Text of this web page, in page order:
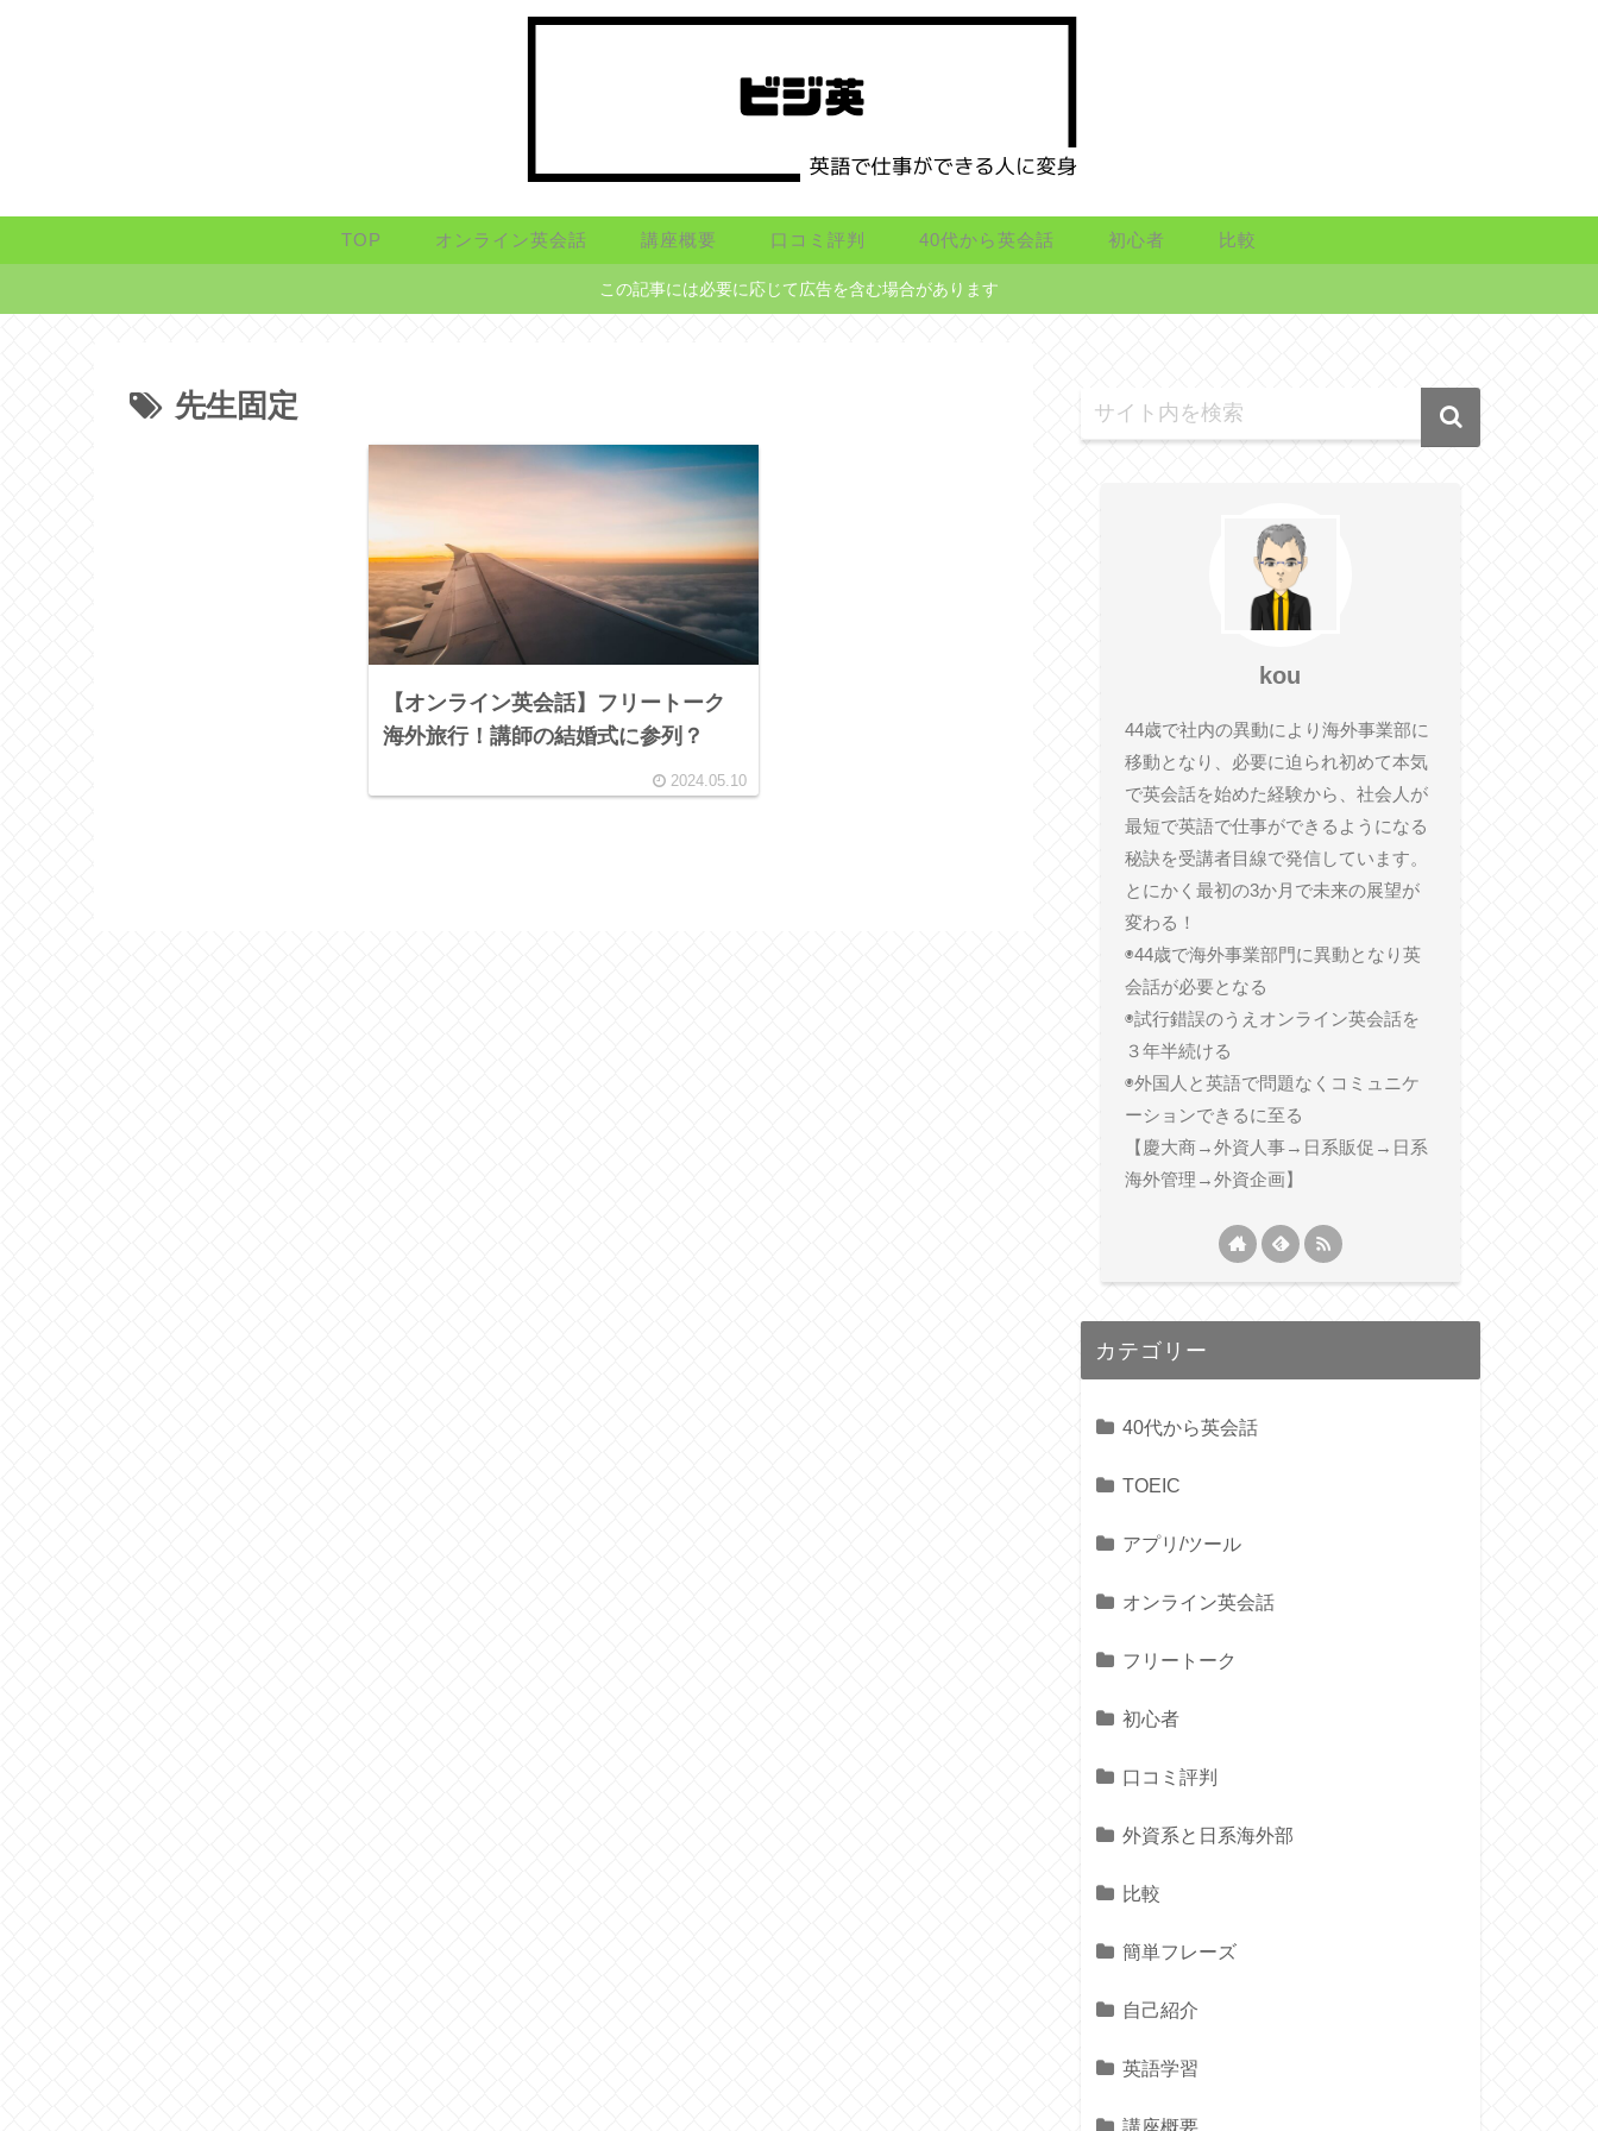
TOP オンライン英会話 講座概要 口コミ評判 40代から英会話 初心者 比較
この記事には必要に応じて広告を含む場合があります
先生固定
【オンライン英会話】フリートーク
海外旅行！講師の結婚式に参列？
2024.05.10
kou
44歳で社内の異動により海外事業部に
移動となり、必要に迫られ初めて本気
で英会話を始めた経験から、社会人が
最短で英語で仕事ができるようになる
秘訣を受講者目線で発信しています。
とにかく最初の3か月で未来の展望が
変わる！
◉44歳で海外事業部門に異動となり英
会話が必要となる
◉試行錯誤のうえオンライン英会話を
３年半続ける
◉外国人と英語で問題なくコミュニケ
ーションできるに至る
【慶大商→外資人事→日系販促→日系
海外管理→外資企画】
カテゴリー
40代から英会話
TOEIC
アプリ/ツール
オンライン英会話
フリートーク
初心者
口コミ評判
外資系と日系海外部
比較
簡単フレーズ
自己紹介
英語学習
講座概要